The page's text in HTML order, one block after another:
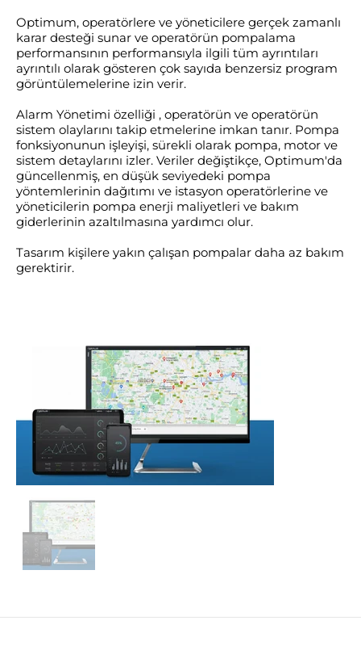
Optimum, operatörlere ve yöneticilere gerçek zamanlı
karar desteği sunar ve operatörün pompalama
performansının performansıyla ilgili tüm ayrıntıları
ayrıntılı olarak gösteren çok sayıda benzersiz program
görüntülemelerine izin verir.
Alarm Yönetimi özelliği , operatörün ve operatörün
sistem olaylarını takip etmelerine imkan tanır. Pompa
fonksiyonunun işleyişi, sürekli olarak pompa, motor ve
sistem detaylarını izler. Veriler değiştikçe, Optimum'da
güncellenmiş, en düşük seviyedeki pompa
yöntemlerinin dağıtımı ve istasyon operatörlerine ve
yöneticilerin pompa enerji maliyetleri ve bakım
giderlerinin azaltılmasına yardımcı olur.
Tasarım kişilere yakın çalışan pompalar daha az bakım
gerektirir.